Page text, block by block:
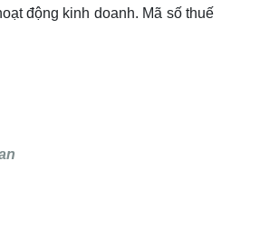
động kinh doanh. Mã số thuế